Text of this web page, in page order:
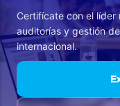
Certifícate con el líder
auditorías y gestión
internacional.